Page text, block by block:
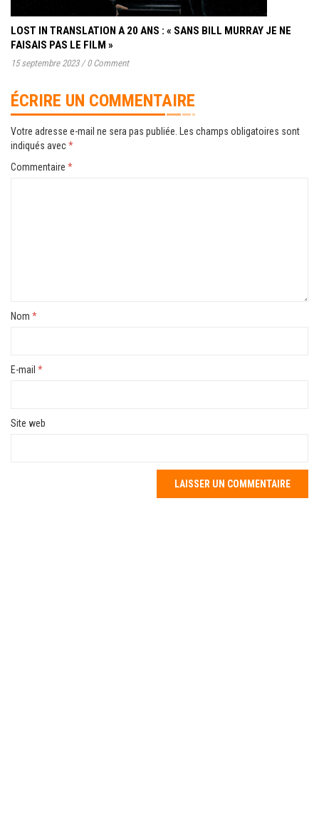
LOST IN TRANSLATION A 20 ANS : « SANS BILL MURRAY JE NE
FAISAIS PAS LE FILM »
15 septembre 2023 / 0 Comment
ÉCRIRE UN COMMENTAIRE
Votre adresse e-mail ne sera pas publiée.
Les champs obligatoires sont
indiqués avec*
Commentaire *
Nom *
E-mail *
Site web